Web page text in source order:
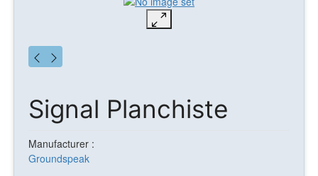
Signal Planchiste
Manufacturer :
Groundspeak